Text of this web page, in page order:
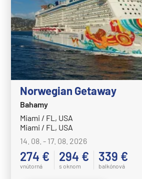
Norwegian Getaway
Bahamy
Miami / FL, USA
Miami / FL, USA
14. 08. - 17. 08. 2026
274 €
vnútorná
294 €
s oknom
339 €
balkónová